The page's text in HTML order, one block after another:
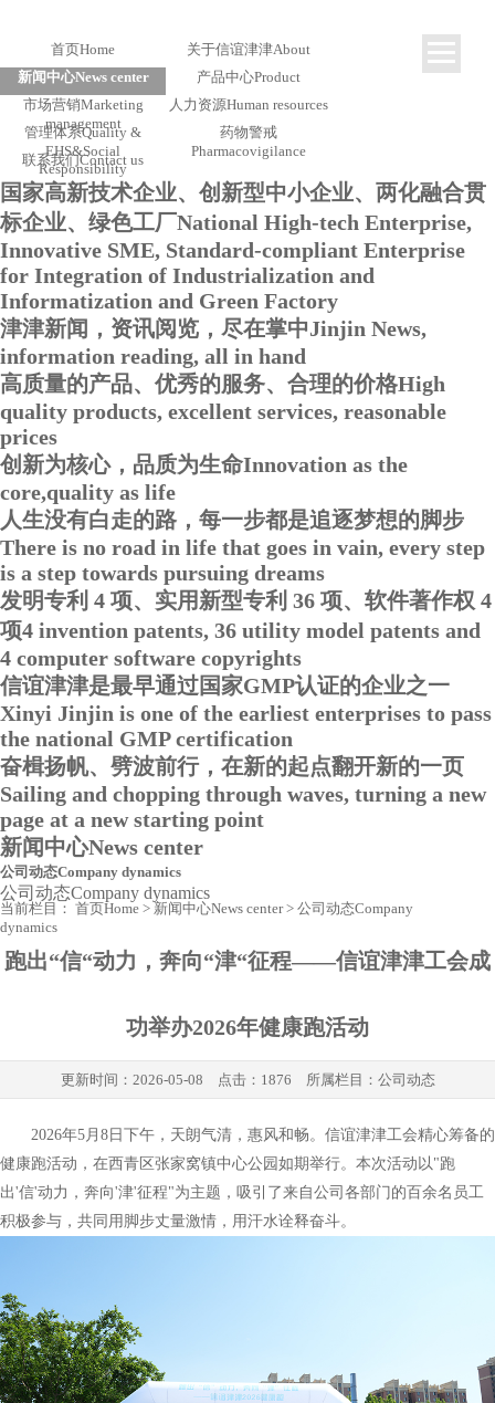
首页Home 关于信谊津津About
新闻中心News center 产品中心Product
市场营销Marketing
management
人力资源Human resources
管理体系Quality &
EHS&Social
Responsibility
药物警戒
Pharmacovigilance
联系我们Contact us
国家高新技术企业、创新型中小企业、两化融合贯
标企业、绿色工厂National High-tech Enterprise,
Innovative SME, Standard-compliant Enterprise
for Integration of Industrialization and
Informatization and Green Factory
津津新闻，资讯阅览，尽在掌中Jinjin News,
information reading, all in hand
高质量的产品、优秀的服务、合理的价格High
quality products, excellent services, reasonable
prices
创新为核心，品质为生命Innovation as the
core,quality as life
人生没有白走的路，每一步都是追逐梦想的脚步
There is no road in life that goes in vain, every step
is a step towards pursuing dreams
发明专利 4 项、实用新型专利 36 项、软件著作权 4
项4 invention patents, 36 utility model patents and
4 computer software copyrights
信谊津津是最早通过国家GMP认证的企业之一
Xinyi Jinjin is one of the earliest enterprises to pass
the national GMP certification
奋楫扬帆、劈波前行，在新的起点翻开新的一页
Sailing and chopping through waves, turning a new
page at a new starting point
新闻中心News center
公司动态Company dynamics
公司动态Company dynamics
当前栏目： 首页Home > 新闻中心News center> 公司动态Company
dynamics
跑出“信“动力，奔向“津“征程——信谊津津工会成
功举办2026年健康跑活动
更新时间： 2026-05-08 点击：1876 所属栏目： 公司动态
2026年5月8日下午，天朗气清，惠风和畅。信谊津津工会精心筹备的
健康跑活动，在西青区张家窝镇中心公园如期举行。本次活动以"跑
出'信'动力，奔向'津'征程"为主题，吸引了来自公司各部门的百余名员工
积极参与，共同用脚步丈量激情，用汗水诠释奋斗。